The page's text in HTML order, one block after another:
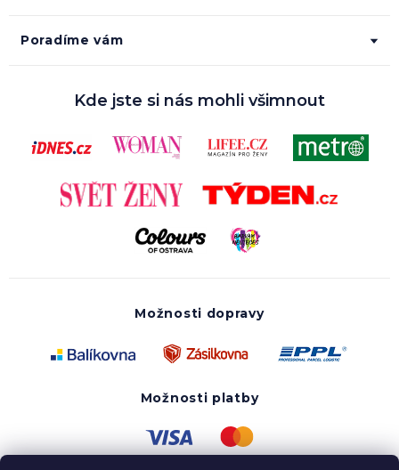
Poradíme vám
Kde jste si nás mohli všimnout
Možnosti dopravy
Možnosti platby